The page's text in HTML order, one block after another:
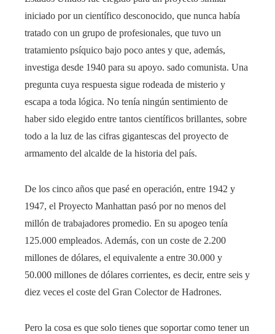
iniciado por un científico desconocido, que nunca había
tratado con un grupo de profesionales, que tuvo un
tratamiento psíquico bajo poco antes y que, además,
investiga desde 1940 para su apoyo. sado comunista. Una
pregunta cuya respuesta sigue rodeada de misterio y
escapa a toda lógica. No tenía ningún sentimiento de
haber sido elegido entre tantos científicos brillantes, sobre
todo a la luz de las cifras gigantescas del proyecto de
armamento del alcalde de la historia del país.
De los cinco años que pasé en operación, entre 1942 y
1947, el Proyecto Manhattan pasó por no menos del
millón de trabajadores promedio. En su apogeo tenía
125.000 empleados. Además, con un coste de 2.200
millones de dólares, el equivalente a entre 30.000 y
50.000 millones de dólares corrientes, es decir, entre seis y
diez veces el coste del Gran Colector de Hadrones.
Pero la cosa es que solo tienes que soportar como tener un